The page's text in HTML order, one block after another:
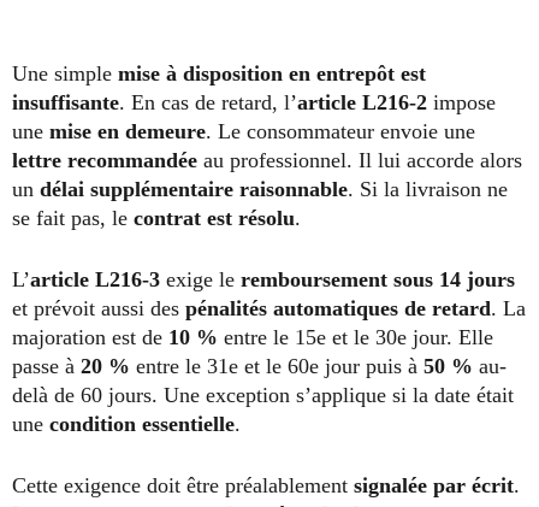
Une simple mise à disposition en entrepôt est
insuffisante. En cas de retard, l’article L216-2 impose
une mise en demeure. Le consommateur envoie une
lettre recommandée au professionnel. Il lui accorde alors
un délai supplémentaire raisonnable. Si la livraison ne
se fait pas, le contrat est résolu.
L’article L216-3 exige le remboursement sous 14 jours
et prévoit aussi des pénalités automatiques de retard. La
majoration est de 10 % entre le 15e et le 30e jour. Elle
passe à 20 % entre le 31e et le 60e jour puis à 50 % au-
delà de 60 jours. Une exception s’applique si la date était
une condition essentielle.
Cette exigence doit être préalablement signalée par écrit.